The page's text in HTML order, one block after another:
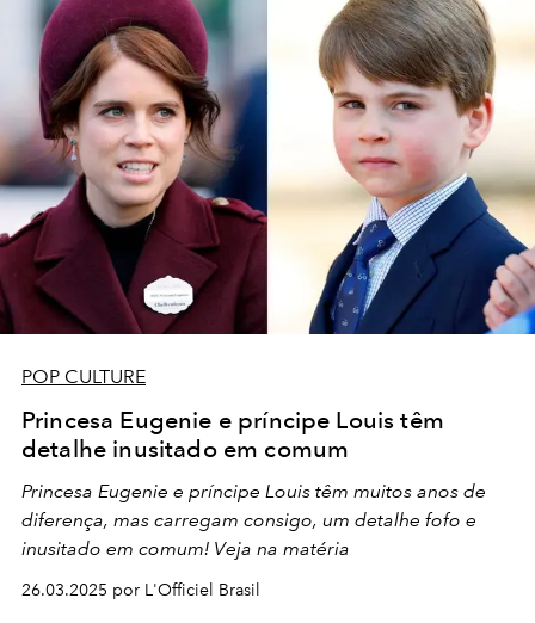
POP CULTURE
Princesa Eugenie e príncipe Louis têm
detalhe inusitado em comum
Princesa Eugenie e príncipe Louis têm muitos anos de
diferença, mas carregam consigo, um detalhe fofo e
inusitado em comum! Veja na matéria
26.03.2025 por L'Officiel Brasil